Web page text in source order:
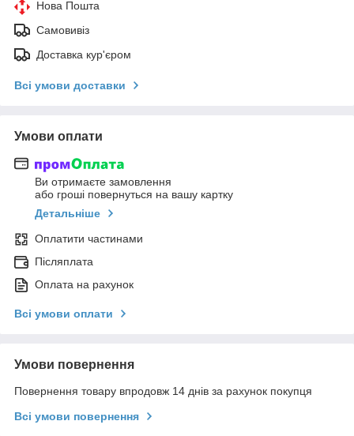
Нова Пошта
Самовивіз
Доставка кур'єром
Всі умови доставки
Умови оплати
Ви отримаєте замовлення
або гроші повернуться на вашу картку
Детальніше
Оплатити частинами
Післяплата
Оплата на рахунок
Всі умови оплати
Умови повернення
Повернення товару впродовж 14 днів за рахунок покупця
Всі умови повернення